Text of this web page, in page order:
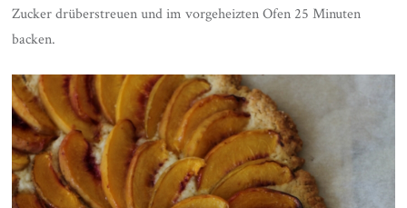
Zucker drüberstreuen und im vorgeheizten Ofen 25 Minuten
backen.